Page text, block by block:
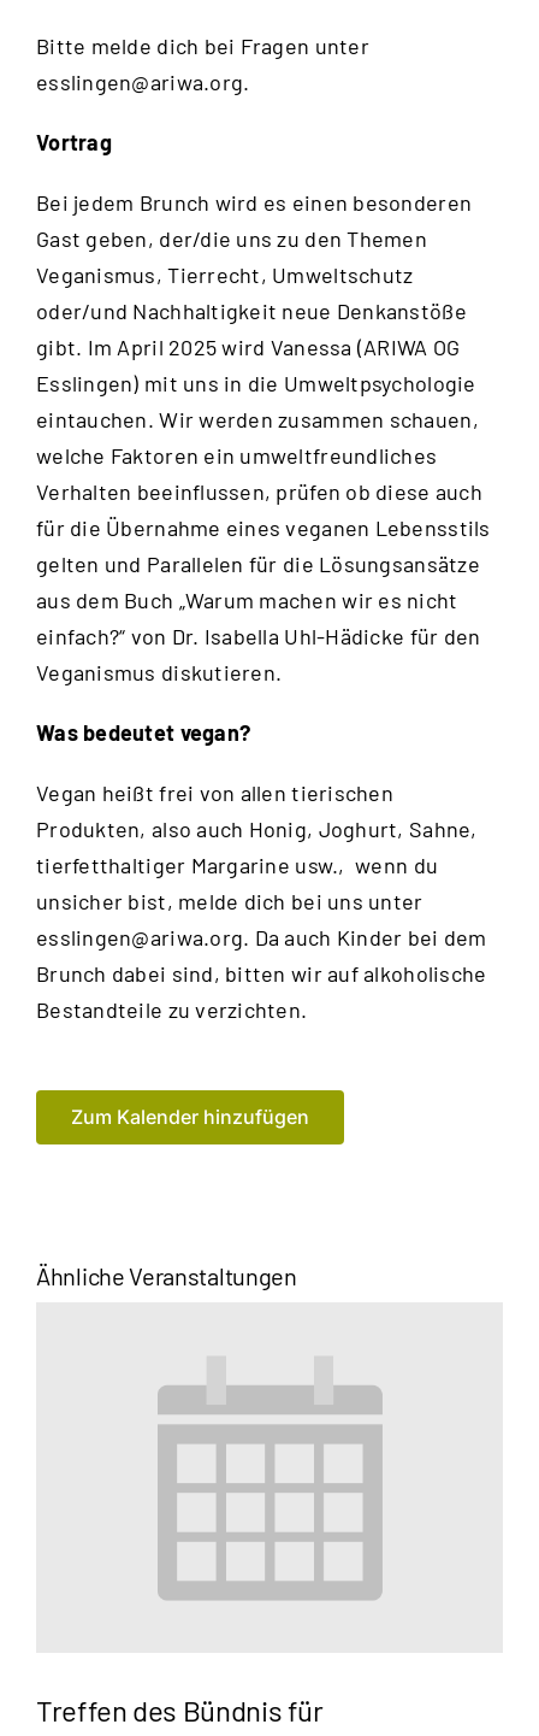
Bitte melde dich bei Fragen unter
esslingen@ariwa.org.
Vortrag
Bei jedem Brunch wird es einen besonderen
Gast geben, der/die uns zu den Themen
Veganismus, Tierrecht, Umweltschutz
oder/und Nachhaltigkeit neue Denkanstöße
gibt. Im April 2025 wird Vanessa (ARIWA OG
Esslingen) mit uns in die Umweltpsychologie
eintauchen. Wir werden zusammen schauen,
welche Faktoren ein umweltfreundliches
Verhalten beeinflussen, prüfen ob diese auch
für die Übernahme eines veganen Lebensstils
gelten und Parallelen für die Lösungsansätze
aus dem Buch „Warum machen wir es nicht
einfach?“ von Dr. Isabella Uhl-Hädicke für den
Veganismus diskutieren.
Was bedeutet vegan?
Vegan heißt frei von allen tierischen
Produkten, also auch Honig, Joghurt, Sahne,
tierfetthaltiger Margarine usw., wenn du
unsicher bist, melde dich bei uns unter
esslingen@ariwa.org. Da auch Kinder bei dem
Brunch dabei sind, bitten wir auf alkoholische
Bestandteile zu verzichten.
Zum Kalender hinzufügen
Ähnliche Veranstaltungen
Treffen des Bündnis für